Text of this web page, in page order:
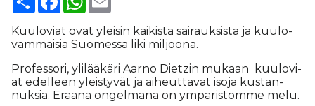
Kuu­lo­vi­at ovat ylei­sin kai­kis­ta sai­rauk­sis­ta ja kuu­lo­
vam­mai­sia Suo­mes­sa liki mil­joo­na.
Pro­fes­so­ri, yli­lää­kä­ri Aar­no Diet­zin mu­kaan kuu­lo­vi­
at edel­leen yleis­ty­vät ja ai­heut­ta­vat iso­ja kus­tan­
nuk­sia. Erää­nä on­gel­ma­na on ym­pä­ris­töm­me melu.